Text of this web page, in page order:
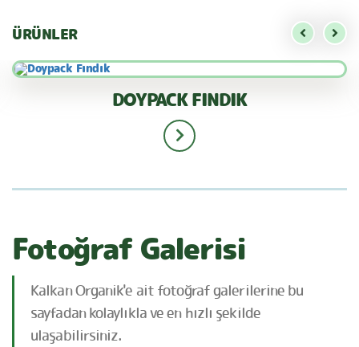
ÜRÜNLER
DOYPACK FINDIK
Fotoğraf Galerisi
Kalkan Organik'e ait fotoğraf galerilerine bu
sayfadan kolaylıkla ve en hızlı şekilde
ulaşabilirsiniz.